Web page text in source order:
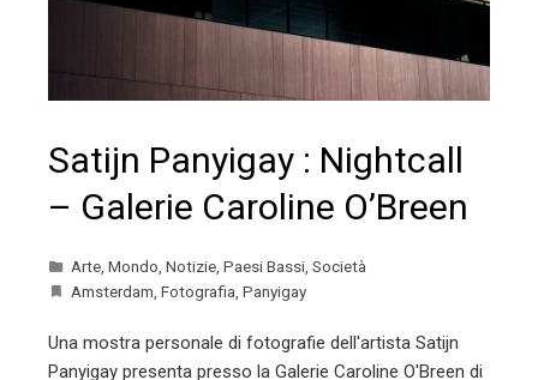
Satijn Panyigay : Nightcall
– Galerie Caroline O’Breen
Arte, Mondo, Notizie, Paesi Bassi, Società
Amsterdam, Fotografia, Panyigay
Una mostra personale di fotografie dell'artista Satijn
Panyigay presenta presso la Galerie Caroline O'Breen di